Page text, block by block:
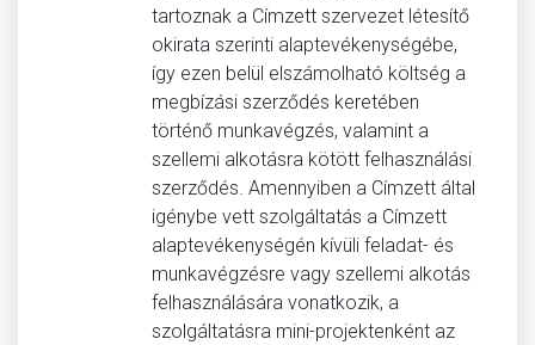
tartoznak a Címzett szervezet létesítő
okirata szerinti alaptevékenységébe,
így ezen belül elszámolható költség a
megbízási szerződés keretében
történő munkavégzés, valamint a
szellemi alkotásra kötött felhasználási
szerződés. Amennyiben a Címzett által
igénybe vett szolgáltatás a Címzett
alaptevékenységén kívüli feladat- és
munkavégzésre vagy szellemi alkotás
felhasználására vonatkozik, a
szolgáltatásra mini-projektenként az